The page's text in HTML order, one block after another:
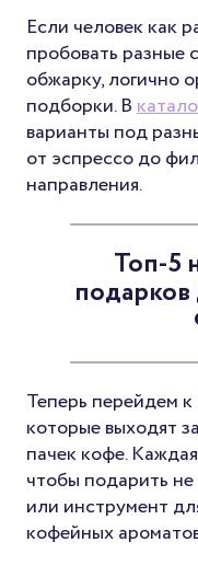
Если человек как
пробовать разные
обжарку, логично
подборки. В
варианты под
от эспрессо до
направления.
Топ-5
Теперь перейдем
которые выходят
пачек кофе.
чтобы подарить
или инструмент
кофейных